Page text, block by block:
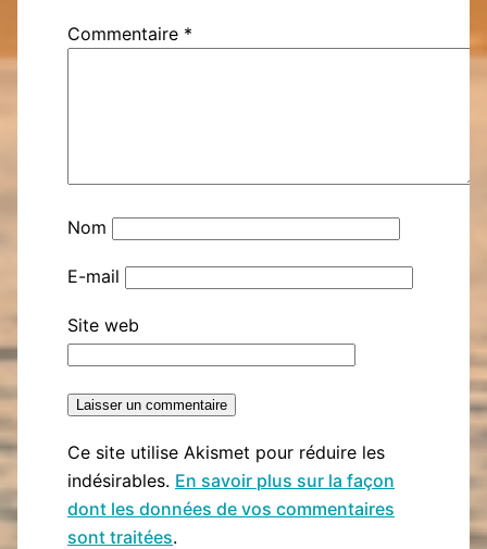
Commentaire *
Nom
E-mail
Site web
Ce site utilise Akismet pour réduire les
indésirables. En savoir plus sur la façon
dont les données de vos commentaires
sont traitées.